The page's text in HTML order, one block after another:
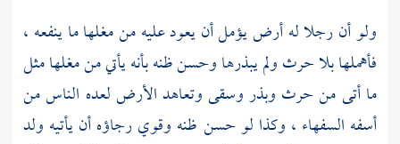
ولو أن رجلا له أرض يؤمل أن يعود عليه من مغلها ما ينفعه ،
فأهملها بلا حرث ولم يبذرها وحسن ظنه بأنه يأتي من مغلها مثل
ما أتى من حرث وبذر وسقى وتعاهد الأرض لعده الناس من
أسفه السفهاء ، وكذا لو حسن ظنه وقوي رجاؤه أن يأتيه ولد